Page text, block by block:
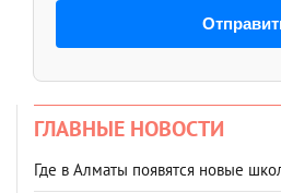
ГЛАВНЫЕ НОВОСТИ
Где в Алматы появятся новые